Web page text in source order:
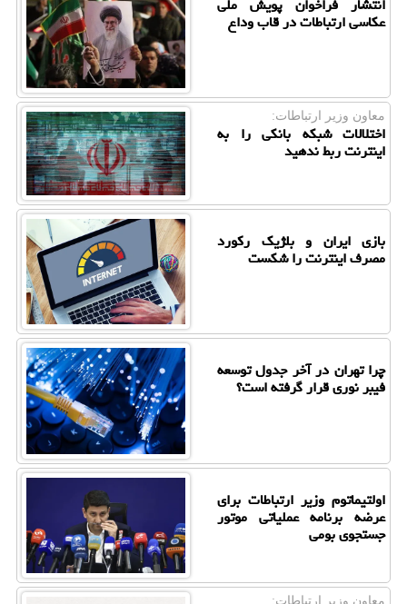
عکاسی ارتباطات در قاب وداع
معاون وزیر ارتباطات:
اختلالات شبکه بانکی را به
اینترنت ربط ندهید
بازی ایران و بلژیک رکورد
مصرف اینترنت را شکست
چرا تهران در آخر جدول توسعه
فیبر نوری قرار گرفته است؟
اولتیماتوم وزیر ارتباطات برای
عرضه برنامه عملیاتی موتور
جستجوی بومی
معاون وزیر ارتباطات: